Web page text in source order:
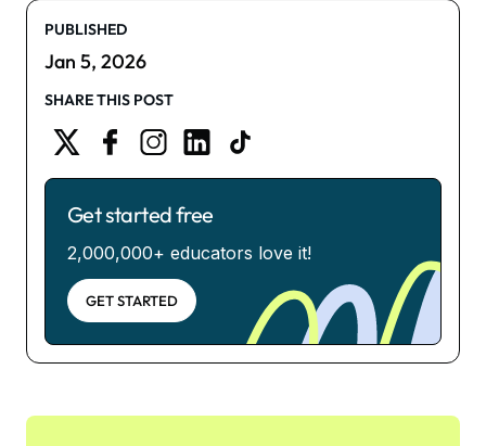
PUBLISHED
Jan 5, 2026
SHARE THIS POST
Get started free
2,000,000+ educators love it!
GET STARTED